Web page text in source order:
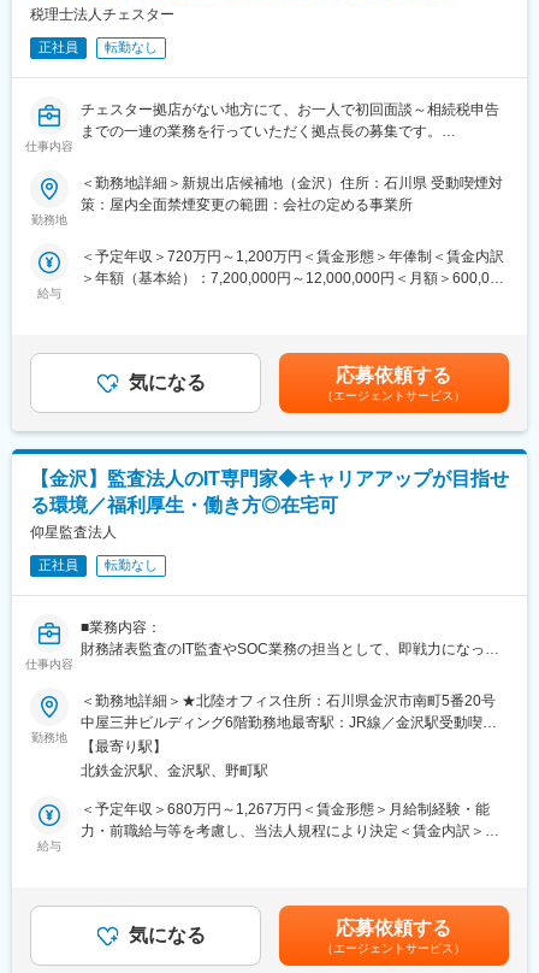
■当社の魅力：
株式会社タナベコンサルティングは、1957年から企業を支援する
プライム市場上場企業として安定した経営基盤を持ち、全国各地
のお客様と共に成長していく環境が整っています。
◎証券業への会計監査
【IPO】
◎短期調査：現状の会社の課題抽出及び対応策の検討
◎アドバイザリーサービス：会社の要望に応じた上場準備のサポ
◎監査、上場申請書類レビュー：上場までの監査業務や、上場申
請時に必要となる書類のチェック
◎独立行政法人や国立大学法人に対する会計監査業務、会計及び
内部統制アドバイザリー業務
ザリー業務
◎国民から負託された税財源で運営されている公益法人、学校法
◎IFRS導入支援サービス：短期調査（課題の抽出）、課題分析及
び解決策等のアドバイス、導入アドバイス
◎品質管理業務：当法人の品質管理規程・マニュアル等の整備及
◎データ監査業務：クライアント企業の基幹システムや会計シス
テムのデータを用いた不正の検出及び分析ツールの選定及び開発
など
■当法人の特徴
Large6のひとつである国際会計事務所ネットワークのグラントソ
ントンにおける日本の加盟事務所として、135ヶ国以上で、700以
上の拠点を有し、73000以上の職員が価値あるサービスを提供し
ています。
税理士法人チェスター
正社員 転勤なし
仕事内容
チェスター拠店がない地方にて、お一人で初回面談～相続税申告
までの一連の業務を行っていただく拠点長の募集です。
◎初回面談から受任～評価作業～チェック～顧客への説明～税務
署提出まで相続税申告業務の一連の流れを行っていただきます。
◎原則として、拠点に直接所属するのは拠点長1人となります。そ
のため人に対するマネジメント業務はありませんが、案件のマネ
・評価業務の補助（顧客から受領した資料のデータ化、資料整
理、財産一覧への転記など）
・案件の品質管理（複雑案件・大型案件については審査部にて審
査を実施）
・営業/マーケティング活動
・その他事務手続き（オフィスの契約、経費の支払いなど）
■求人魅力
(1) 事務作業や集客などの業務は本部管轄で行います。付加価値の
高い業務のみを担当いただくことで、地方拠点で高収入が期待で
きます。
害保険にも加入しているため万が一のことがあって安心です。
(3) 月間100万PVを誇るWEBメディアや全国ネットワークのある
受任できる体制があります。
(4) 主要駅のレンタルオフィスが拠点です。来客の利便性などを重
視し、受付サービスや会議室などの付帯設備があるところになり
ます。
■やりがい
◎お客様から直接感謝の言葉を頂ける
◎相続税申告は同じ案件がないため刺激的
年1回役員賞与の支給があり、前年1年間を通じて行っていただい
た付加業務（不動産提案や生命保険提案等）に関するインセンテ
ィブが支給されます。具体的には、担当した相続案件からグルー
勤務地
＜勤務地詳細＞新規出店候補地（金沢）住所：石川県 受動喫煙対
策：屋内全面禁煙変更の範囲：会社の定める事業所
給与
＜予定年収＞720万円～1,200万円＜賃金形態＞年俸制＜賃金内訳
＞年額（基本給）：7,200,000円～12,000,000円＜月額＞600,000
年の報酬は最低保証として、原則継続されます。※その他、インセ
ンティブ報酬として年1回、役員報酬を支給します。（上位平均
10名の支給額は年間100万円以上）賃金はあくまでも目安の金額
であり、選考を通じて上下する可能性があります。月給(月額)は固
定手当を含めた表記です。
気になる 応募依頼する
（エージェントサービス）
【金沢】監査法人のIT専門家◆キャリアアップが目指せ
る環境／福利厚生・働き方◎在宅可
仰星監査法人
正社員 転勤なし
仕事内容
■業務内容：
財務諸表監査のIT監査やSOC業務の担当として、即戦力になって
■将来的にお任せしたいこと：
当法人のIT専門家のコアのマネージャー等目指していただきたい
と考えています。
■キャリアパス：
シニア⇒マネージャー
◇東京：パートナー 1名、シニアマネージャー 1名、マネージャー
2名、シニア 3名、非常勤2名（計9名）
◇大阪：パートナー 1名、マネージャー 1名、シニア 1名、非常勤
勤務地
＜勤務地詳細＞★北陸オフィス住所：石川県金沢市南町5番20号
中屋三井ビルディング6階勤務地最寄駅：JR線／金沢駅受動喫煙
対策：敷地内喫煙可能場所あり変更の範囲：会社の定める事業所
（リモートワーク含む）
【最寄り駅】
北鉄金沢駅、金沢駅、野町駅
給与
＜予定年収＞680万円～1,267万円＜賃金形態＞月給制経験・能
力・前職給与等を考慮し、当法人規程により決定＜賃金内訳＞月
850万円◇マネージャー・シニアマネージャー（年俸制）：月額
81万円～108万円／年額980万円～1267万円※時間外勤務手当はス
タッフ・シニアのみ■賞与：年2回（6月12月）※業績により別途決
気になる 応募依頼する
（エージェントサービス）